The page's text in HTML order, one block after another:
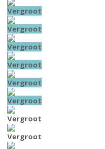
Vergroot
Vergroot
Vergroot
Vergroot
Vergroot
Vergroot
Vergroot
Vergroot